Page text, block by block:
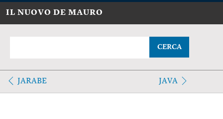
IL NUOVO DE MAURO
CERCA
JARABE JAVA